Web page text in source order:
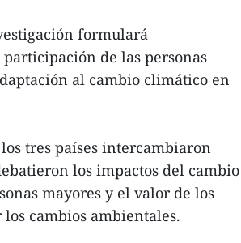
formulará
de las personas
al cambio climático en
tres países intercambiaron
los impactos del cambio
mayores y el valor de los
cambios ambientales.